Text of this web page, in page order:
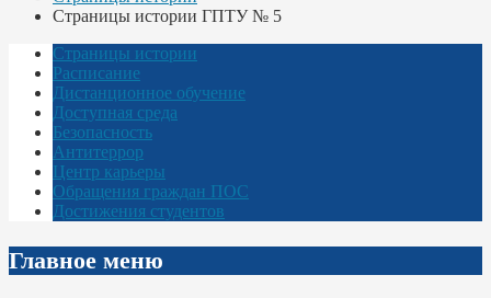
Страницы истории ГПТУ № 5
Страницы истории
Расписание
Дистанционное обучение
Доступная среда
Безопасность
Антитеррор
Центр карьеры
Обращения граждан ПОС
Достижения студентов
Главное меню